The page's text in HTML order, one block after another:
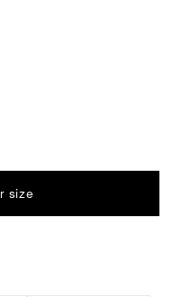
size